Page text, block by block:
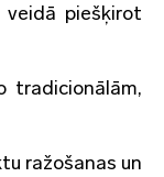
veidā piešķirot
ražošanas un